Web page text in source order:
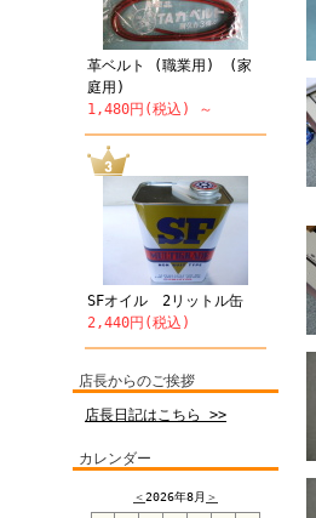
革ベルト (職業用) (家
庭用)
1,480円(税込) ～
SFオイル 2リットル缶
2,440円(税込)
店長からのご挨拶
店長日記はこちら >>
カレンダー
＜2026年8月 ＞